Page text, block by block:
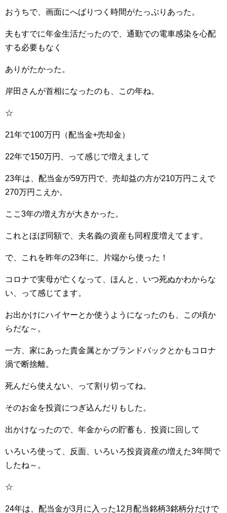
おうちで、画面にへばりつく時間がたっぷりあった。
夫もすでに年金生活だったので、通勤での電車感染を心配
する必要もなく
ありがたかった。
岸田さんが首相になったのも、この年ね。
☆
21年で100万円（配当金+売却金）
22年で150万円、って感じで増えまして
23年は、配当金が59万円で、売却益の方が210万円こえで
270万円こえか。
ここ3年の増え方が大きかった。
これとほぼ同額で、夫名義の資産も同程度増えてます。
で、これを昨年の23年に、片端から使った！
コロナで実母が亡くなって、ほんと、いつ死ぬかわからな
い、って感じてます。
お出かけにハイヤーとか使うようになったのも、この頃か
らだな～。
一方、家にあった貴金属とかブランドバックとかもコロナ
渦で断捨離。
死んだら使えない、って割り切ってね。
そのお金を投資につぎ込んだりもした。
出かけなったので、年金からの貯蓄も、投資に回して
いろいろ使って、反面、いろいろ投資資産の増えた3年間で
したね～。
☆
24年は、配当金が3月に入った12月配当銘柄3銘柄分だけで